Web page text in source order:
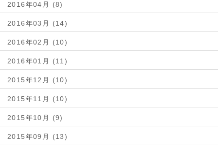
2016年04月 (8)
2016年03月 (14)
2016年02月 (10)
2016年01月 (11)
2015年12月 (10)
2015年11月 (10)
2015年10月 (9)
2015年09月 (13)